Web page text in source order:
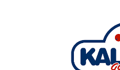
навигации
содержимому